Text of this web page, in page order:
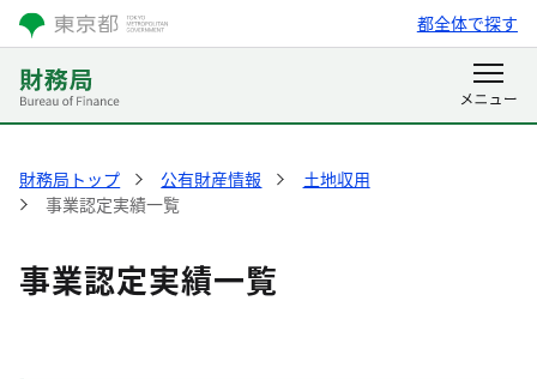
都全体で探す
財務局トップ 公有財産情報
土地収用
事業認定実績一覧
事業認定実績一覧